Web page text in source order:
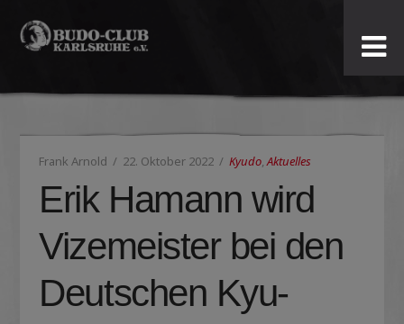
Budo-
Club
Karlsruhe
e.V.
Frank Arnold 22. Oktober 2022 Kyudo,Aktuelles
Erik Hamann wird
Vizemeister bei den
Deutschen Kyu-